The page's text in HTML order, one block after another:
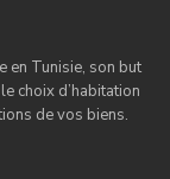
en Tunisie, son but
choix d’habitation
de vos biens.